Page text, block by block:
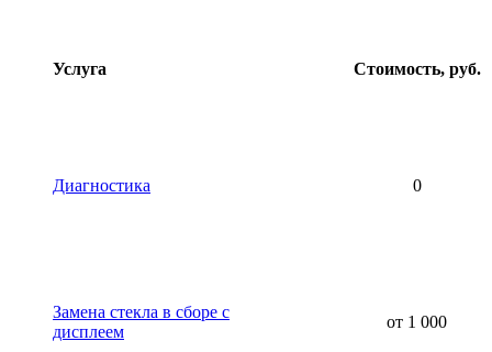
Услуга Стоимость, руб.
Диагностика 0
Замена стекла в сборе с
дисплеем
от 1 000